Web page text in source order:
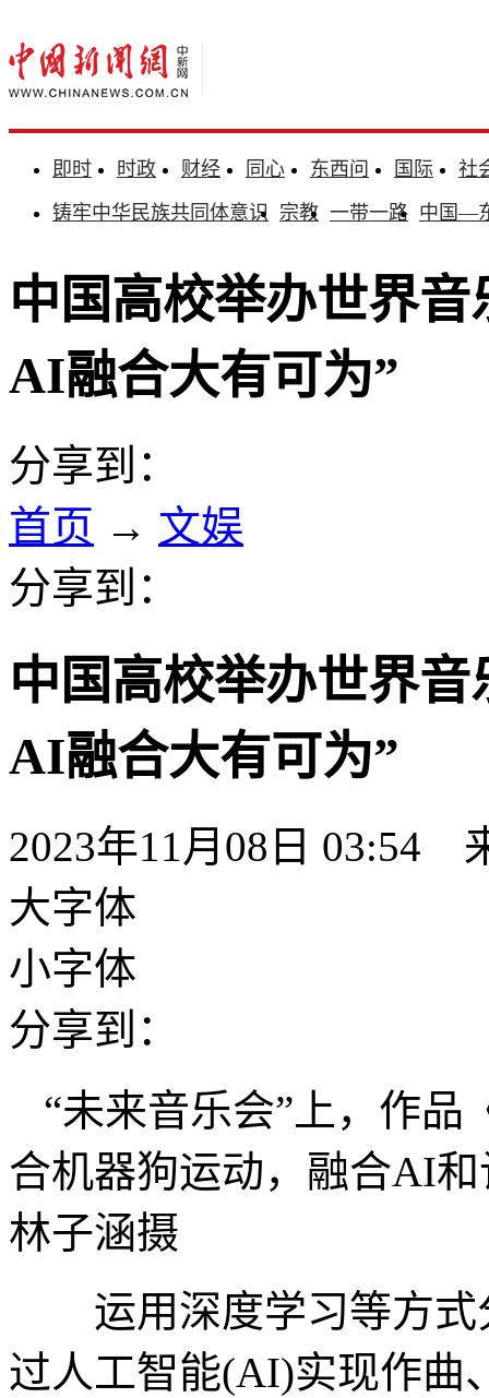
即时 时政 财经 同心 东西问 国际
社
铸牢中华民族共同体意识 宗教 一带一路 中国—
中国高校举办世界
AI融合大有可为”
分享到：
首页 → 文娱
分享到：
中国高校举办世界
AI融合大有可为”
2023年11月08日 03:54
大字体
小字体
分享到：
“未来音乐会”上，作
合机器狗运动，融合AI
林子涵摄
运用深度学习等方式
过人工智能(AI)实现作